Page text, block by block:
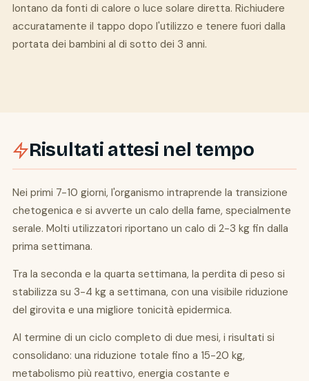
lontano da fonti di calore o luce solare diretta. Richiudere
accuratamente il tappo dopo l'utilizzo e tenere fuori dalla
portata dei bambini al di sotto dei 3 anni.
Risultati attesi nel tempo
Nei primi 7-10 giorni, l'organismo intraprende la transizione
chetogenica e si avverte un calo della fame, specialmente
serale. Molti utilizzatori riportano un calo di 2-3 kg fin dalla
prima settimana.
Tra la seconda e la quarta settimana, la perdita di peso si
stabilizza su 3-4 kg a settimana, con una visibile riduzione
del girovita e una migliore tonicità epidermica.
Al termine di un ciclo completo di due mesi, i risultati si
consolidano: una riduzione totale fino a 15-20 kg,
metabolismo più reattivo, energia costante e